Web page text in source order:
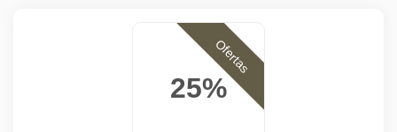
25%
Ofertas